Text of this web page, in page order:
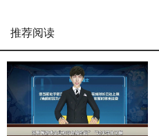
推荐阅读